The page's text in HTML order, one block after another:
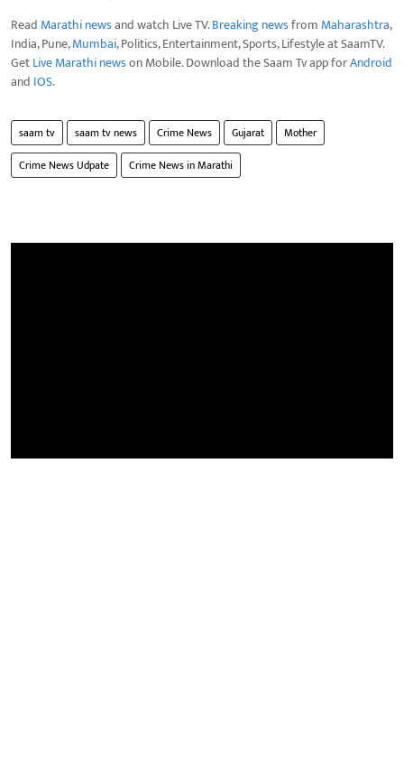
Read Marathi newsand watch Live TV.Breaking newsfrom Maharashtra,
India, Pune,Mumbai, Politics, Entertainment, Sports, Lifestyle at SaamTV.
GetLive Marathi newson Mobile. Download the Saam Tv app forAndroid
and IOS.
saam tv saam tv news Crime News Gujarat
Mother
Crime News Udpate
Crime News in Marathi